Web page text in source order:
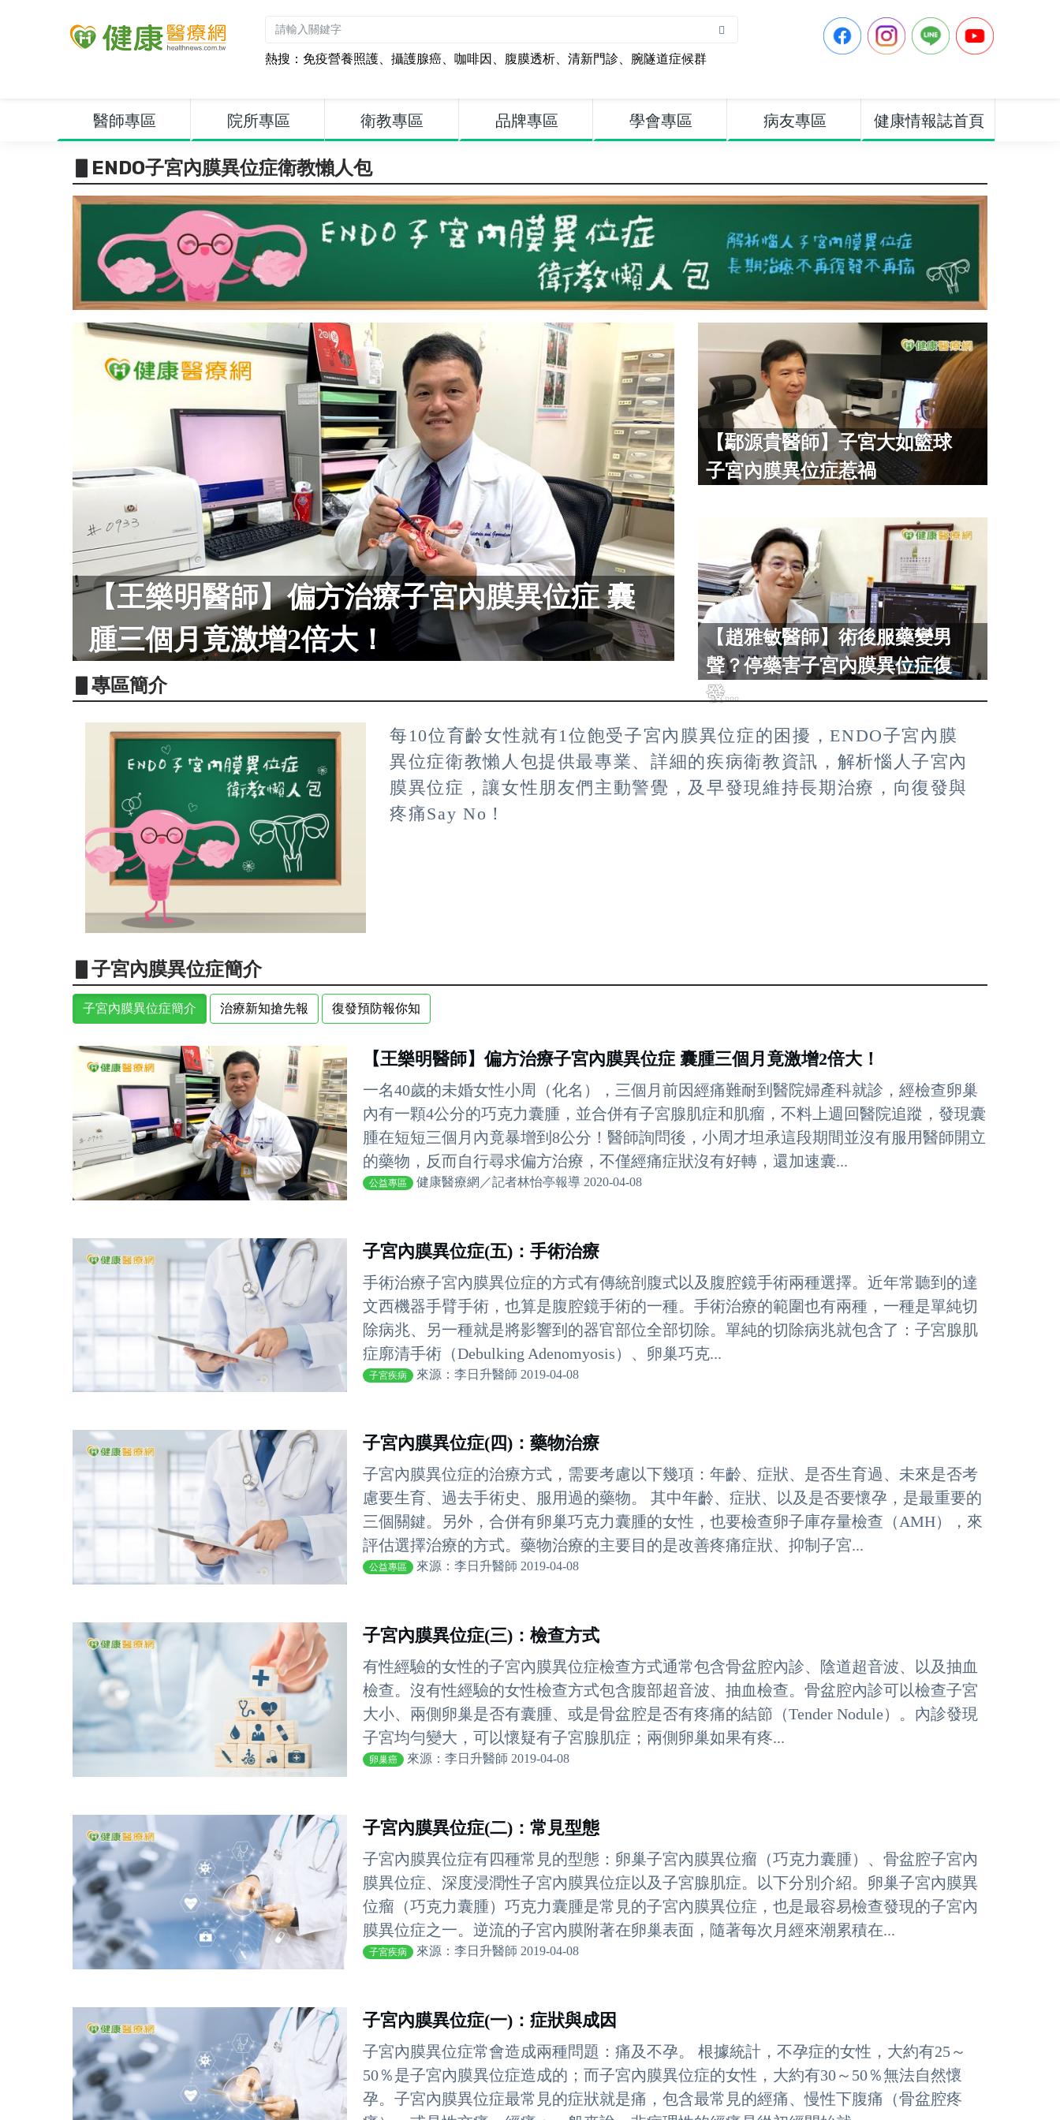
熱搜： 免疫營養照護、 攝護腺癌、 咖啡因、 腹膜透析、 清新門診、 腕隧道症候群
醫師專區 院所專區 衛教專區 品牌專區 學會專區 病友專區 健康情報誌首頁
▋ENDO子宮內膜異位症衛教懶人包
【王樂明醫師】偏方治療子宮內膜異位症 囊
腫三個月竟激增2倍大！
【鄢源貴醫師】子宮大如籃球
子宮內膜異位症惹禍
【趙雅敏醫師】術後服藥變男
聲？停藥害子宮內膜異位症復
發...
▋專區簡介
每10位育齡女性就有1位飽受子宮內膜異位症的困擾，ENDO子宮內膜
異位症衛教懶人包提供最專業、詳細的疾病衛教資訊，解析惱人子宮內
膜異位症，讓女性朋友們主動警覺，及早發現維持長期治療，向復發與
疼痛Say No！
▋子宮內膜異位症簡介
子宮內膜異位症簡介 治療新知搶先報 復發預防報你知
【王樂明醫師】偏方治療子宮內膜異位症 囊腫三個月竟激增2倍大！
一名40歲的未婚女性小周（化名），三個月前因經痛難耐到醫院婦產科就診，經檢查卵巢
內有一顆4公分的巧克力囊腫，並合併有子宮腺肌症和肌瘤，不料上週回醫院追蹤，發現囊
腫在短短三個月內竟暴增到8公分！醫師詢問後，小周才坦承這段期間並沒有服用醫師開立
的藥物，反而自行尋求偏方治療，不僅經痛症狀沒有好轉，還加速囊...
公益專區 健康醫療網／記者林怡亭報導 2020-04-08
子宮內膜異位症(五)：手術治療
手術治療子宮內膜異位症的方式有傳統剖腹式以及腹腔鏡手術兩種選擇。近年常聽到的達
文西機器手臂手術，也算是腹腔鏡手術的一種。手術治療的範圍也有兩種，一種是單純切
除病兆、另一種就是將影響到的器官部位全部切除。單純的切除病兆就包含了：子宮腺肌
症廓清手術（Debulking Adenomyosis）、卵巢巧克...
子宮疾病 來源：李日升醫師 2019-04-08
子宮內膜異位症(四)：藥物治療
子宮內膜異位症的治療方式，需要考慮以下幾項：年齡、症狀、是否生育過、未來是否考
慮要生育、過去手術史、服用過的藥物。 其中年齡、症狀、以及是否要懷孕，是最重要的
三個關鍵。另外，合併有卵巢巧克力囊腫的女性，也要檢查卵子庫存量檢查（AMH），來
評估選擇治療的方式。藥物治療的主要目的是改善疼痛症狀、抑制子宮...
公益專區 來源：李日升醫師 2019-04-08
子宮內膜異位症(三)：檢查方式
有性經驗的女性的子宮內膜異位症檢查方式通常包含骨盆腔內診、陰道超音波、以及抽血
檢查。沒有性經驗的女性檢查方式包含腹部超音波、抽血檢查。骨盆腔內診可以檢查子宮
大小、兩側卵巢是否有囊腫、或是骨盆腔是否有疼痛的結節（Tender Nodule）。內診發現
子宮均勻變大，可以懷疑有子宮腺肌症；兩側卵巢如果有疼...
卵巢癌 來源：李日升醫師 2019-04-08
子宮內膜異位症(二)：常見型態
子宮內膜異位症有四種常見的型態：卵巢子宮內膜異位瘤（巧克力囊腫）、骨盆腔子宮內
膜異位症、深度浸潤性子宮內膜異位症以及子宮腺肌症。以下分別介紹。卵巢子宮內膜異
位瘤（巧克力囊腫）巧克力囊腫是常見的子宮內膜異位症，也是最容易檢查發現的子宮內
膜異位症之一。逆流的子宮內膜附著在卵巢表面，隨著每次月經來潮累積在...
子宮疾病 來源：李日升醫師 2019-04-08
子宮內膜異位症(一)：症狀與成因
子宮內膜異位症常會造成兩種問題：痛及不孕。 根據統計，不孕症的女性，大約有25～
50％是子宮內膜異位症造成的；而子宮內膜異位症的女性，大約有30～50％無法自然懷
孕。子宮內膜異位症最常見的症狀就是痛，包含最常見的經痛、慢性下腹痛（骨盆腔疼